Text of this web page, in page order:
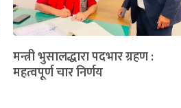
मन्त्री भुसालद्धारा पदभार ग्रहण :
महत्वपूर्ण चार निर्णय